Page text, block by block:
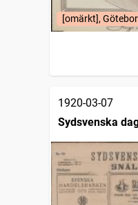
[omärkt],
1920-03-07
Sydsvenska